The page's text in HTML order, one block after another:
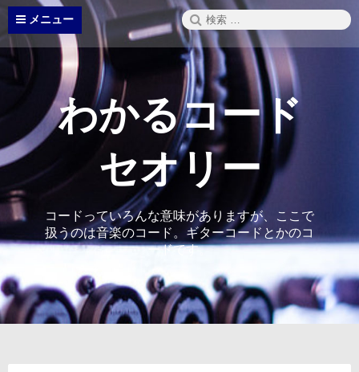
コ
テ
ン
ッ
プ
メニュー
検
索:
わかるコード
セオリー
コードっていろんな意味がありますが、ここで
扱うのは音楽のコード。ギターコードとかのコ
ードです。